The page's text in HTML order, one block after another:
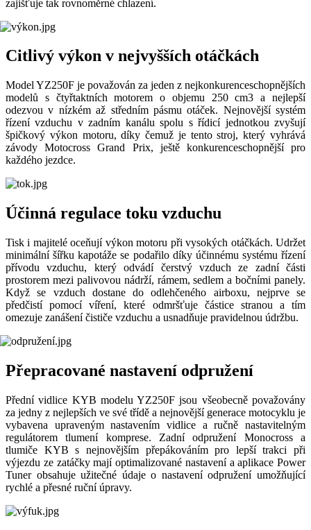
zajišťuje tak rovnoměrné chlazení.
Citlivý výkon v nejvyšších otáčkách
Model YZ250F je považován za jeden z nejkonkurenceschopnějších
modelů s čtyřtaktních motorem o objemu 250 cm3 a nejlepší
odezvou v nízkém až středním pásmu otáček. Nejnovější systém
řízení vzduchu v zadním kanálu spolu s řídicí jednotkou zvyšují
špičkový výkon motoru, díky čemuž je tento stroj, který vyhrává
závody Motocross Grand Prix, ještě konkurenceschopnější pro
každého jezdce.
Účinná regulace toku vzduchu
Tisk i majitelé oceňují výkon motoru při vysokých otáčkách. Udržet
minimální šířku kapotáže se podařilo díky účinnému systému řízení
přívodu vzduchu, který odvádí čerstvý vzduch ze zadní části
prostorem mezi palivovou nádrží, rámem, sedlem a bočními panely.
Když se vzduch dostane do odlehčeného airboxu, nejprve se
předčistí pomocí víření, které odmršťuje částice stranou a tím
omezuje zanášení čističe vzduchu a usnadňuje pravidelnou údržbu.
Přepracované nastavení odpružení
Přední vidlice KYB modelu YZ250F jsou všeobecně považovány
za jedny z nejlepších ve své třídě a nejnovější generace motocyklu je
vybavena upraveným nastavením vidlice a ručně nastavitelným
regulátorem tlumení komprese. Zadní odpružení Monocross a
tlumiče KYB s nejnovějším přepákováním pro lepší trakci při
výjezdu ze zatáčky mají optimalizované nastavení a aplikace Power
Tuner obsahuje užitečné údaje o nastavení odpružení umožňující
rychlé a přesné ruční úpravy.